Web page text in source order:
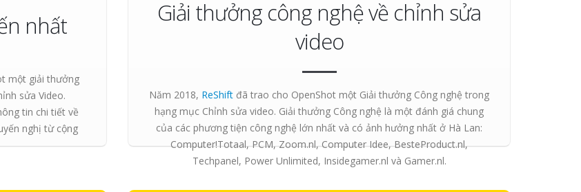
nhất
một giải thưởng
sửa Video.
tin chi tiết về
nghị từ cộng
Giải thưởng công nghệ về chỉnh sửa
video
Năm 2018, ReShift đã trao cho OpenShot một Giải thưởng Công nghệ trong
hạng mục Chỉnh sửa video. Giải thưởng Công nghệ là một đánh giá chung
của các phương tiện công nghệ lớn nhất và có ảnh hưởng nhất ở Hà Lan:
Computer!Totaal, PCM, Zoom.nl, Computer Idee, BesteProduct.nl,
Techpanel, Power Unlimited, Insidegamer.nl và Gamer.nl.